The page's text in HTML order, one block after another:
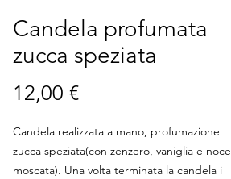
Candela profumata
zucca speziata
12,00 €Prezzo
Candela realizzata a mano, profumazione
zucca speziata(con zenzero, vaniglia e noce
moscata). Una volta terminata la candela i